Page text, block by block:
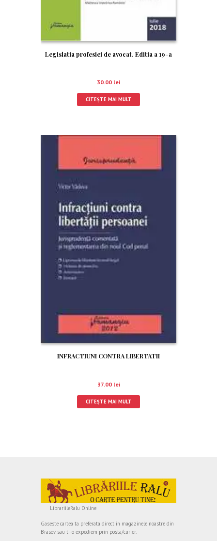
Legislatia profesiei de avocat. Editia a 19-a
30.00 lei
CITEȘTE MAI MULT
INFRACTIUNI CONTRA LIBERTATII
37.00 lei
CITEȘTE MAI MULT
LibrariileRalu Online
Gaseste cartea ta preferata direct in magazinele noastre din
Brasov sau ti-o expediem prin posta/curier.